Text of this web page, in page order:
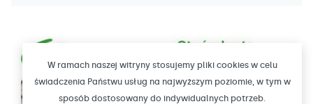
W ramach naszej witryny stosujemy pliki cookies w celu
świadczenia Państwu usług na najwyższym poziomie, w tym w
sposób dostosowany do indywidualnych potrzeb.